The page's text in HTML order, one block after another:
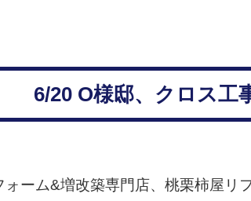
6/20 O様邸、クロス工
ーム&増改築専門店、桃栗柿屋リ